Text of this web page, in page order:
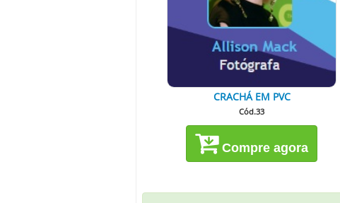
CRACHÁ EM PVC
Cód.33
Compre agora